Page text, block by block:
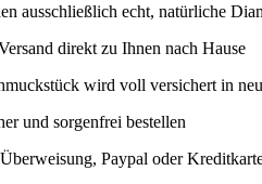
ausschließlich echt, natürliche
direkt zu Ihnen nach Hause
wird voll versichert in
und sorgenfrei bestellen
Paypal oder